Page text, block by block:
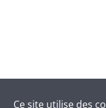
Ce site utilise des